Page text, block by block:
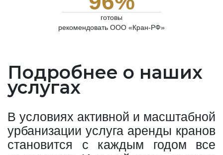
готовы
рекомендовать ООО «Кран-РФ»
Подробнее о наших
услугах
В условиях активной и масштабной
урбанизации услуга аренды кранов
становится с каждым годом все